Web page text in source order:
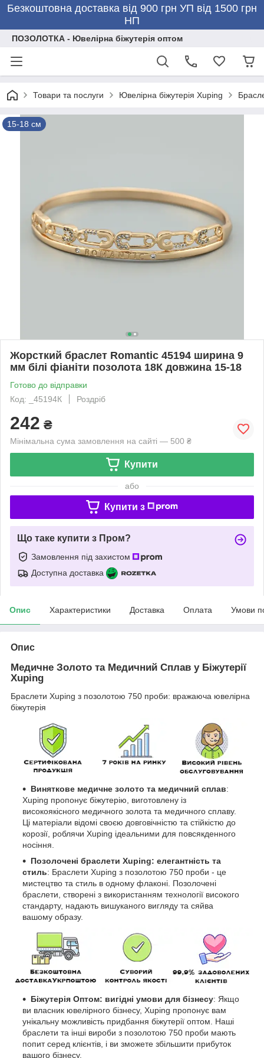
Безкоштовна доставка від 900 грн УП від 1500 грн
НП
ПОЗОЛОТКА - Ювелірна біжутерія оптом
Товари та послуги Ювелірна біжутерія Xuping
15-18 см
Жорсткий браслет Romantic 45194 ширина 9
мм білі фіаніти позолота 18К довжина 15-18
Готово до відправки
Код: _45194К
Роздріб
242 ₴
Мінімальна сума замовлення на сайті — 500 ₴
Купити
або
Купити з
Що таке купити з Пром?
Замовлення під захистом
Доступна доставка
Опис Характеристики Доставка Оплата Умови
Опис
Медичне Золото та Медичний Сплав у Біжутерії
Xuping
Браслети Xuping з позолотою 750 проби: вражаюча ювелірна
біжутерія
Виняткове медичне золото та медичний сплав:
Xuping пропонує біжутерію, виготовлену із
високоякісного медичного золота та медичного сплаву.
Ці матеріали відомі своєю довговічністю та стійкістю до
корозії, роблячи Xuping ідеальними для повсякденного
носіння.
Позолочені браслети Xuping: елегантність та
стиль: Браслети Xuping з позолотою 750 проби - це
мистецтво та стиль в одному флаконі. Позолочені
браслети, створені з використанням технології високого
стандарту, надають вишуканого вигляду та сяйва
вашому образу.
Біжутерія Оптом: вигідні умови для бізнесу: Якщо
ви власник ювелірного бізнесу, Xuping пропонує вам
унікальну можливість придбання біжутерії оптом. Наші
браслети та інші вироби з позолотою 750 проби мають
попит серед клієнтів, і ви зможете збільшити прибуток
вашого бізнесу.